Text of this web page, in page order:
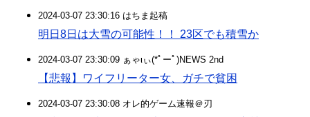
2024-03-07 23:30:16 はちま起稿
明日8日は大雪の可能性！！ 23区でも積雪か
2024-03-07 23:30:09 ぁゃιぃ(*ﾟーﾟ)NEWS 2nd
【悲報】ワイフリーター女、ガチで貧困
2024-03-07 23:30:08 オレ的ゲーム速報＠刃